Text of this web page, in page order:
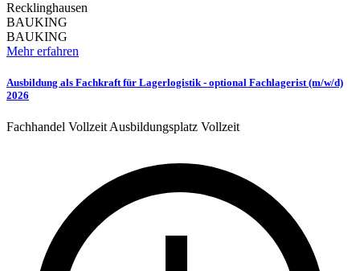
Recklinghausen
BAUKING
BAUKING
Mehr erfahren
Ausbildung als Fachkraft für Lagerlogistik - optional Fachlagerist (m/w/d)
2026
Fachhandel Vollzeit Ausbildungsplatz Vollzeit